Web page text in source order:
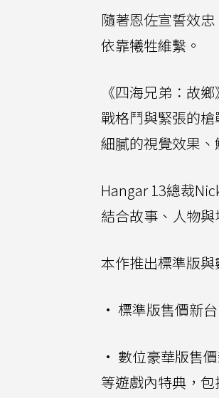
隨著恩佐宣誓效
依靠犧牲維繫。
《四海兄弟：故
戰格鬥與緊張的
細膩的視覺效果
Hangar 13總裁
結合故事、人物
本作推出標準版與
• 標準版售價新
• 數位豪華版售
等遊戲內特典，